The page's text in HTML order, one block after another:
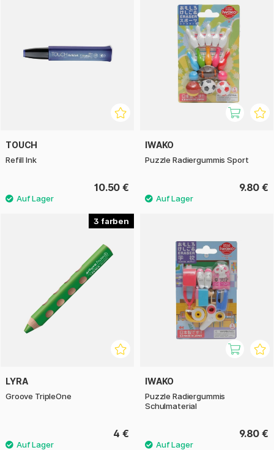
TOUCH
Refill Ink
10.50 €
IWAKO
Puzzle Radiergummis Sport
9.80 €
3
LYRA
Groove TripleOne
4 €
IWAKO
Puzzle Radiergummis
Schulmaterial
9.80 €